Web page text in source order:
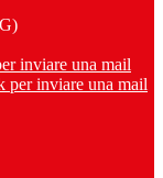
inviare una mail
per inviare una mail